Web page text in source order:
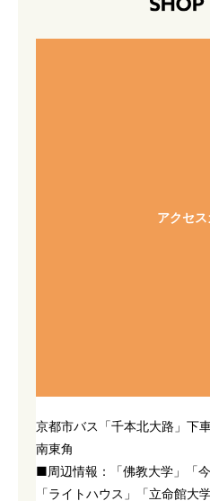
アクセ
京都市バス「千本北大路」下
南東角
■周辺情報：「佛教大学」「
「ライトハウス」「立命館大